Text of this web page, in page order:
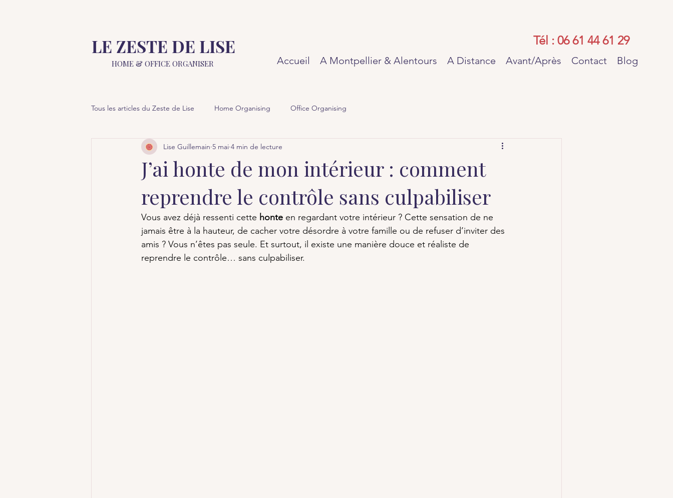
LE ZESTE DE LISE
HOME & OFFICE ORGANISER Accueil A Montpellier & Alentours A Distance Avant/Après Contact Blog
Tous les articles du Zeste de Lise Home Organising Office Organising
J’ai honte de mon intérieur : comment
reprendre le contrôle sans culpabiliser
Lise Guillemain 5 mai 4 min de lecture
Vous avez déjà ressenti cette honte en regardant votre intérieur ? Cette sensation de ne
jamais être à la hauteur, de cacher votre désordre à votre famille ou de refuser d’inviter des
amis ? Vous n’êtes pas seule. Et surtout, il existe une manière douce et réaliste de
reprendre le contrôle… sans culpabiliser.